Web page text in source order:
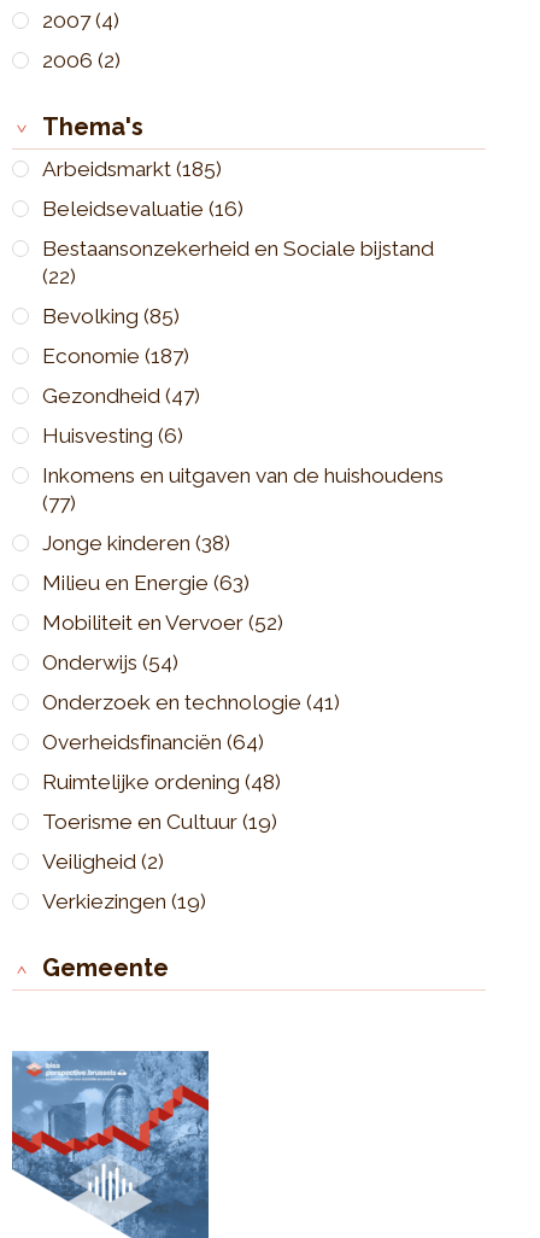
2007 (4)
2006 (2)
Thema's
Arbeidsmarkt (185)
Beleidsevaluatie (16)
Bestaansonzekerheid en Sociale bijstand
(22)
Bevolking (85)
Economie (187)
Gezondheid (47)
Huisvesting (6)
Inkomens en uitgaven van de huishoudens
(77)
Jonge kinderen (38)
Milieu en Energie (63)
Mobiliteit en Vervoer (52)
Onderwijs (54)
Onderzoek en technologie (41)
Overheidsfinanciën (64)
Ruimtelijke ordening (48)
Toerisme en Cultuur (19)
Veiligheid (2)
Verkiezingen (19)
Gemeente